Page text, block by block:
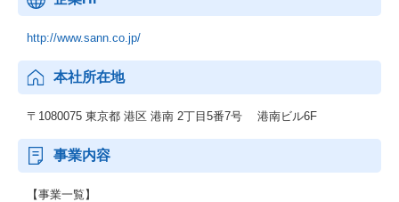
http://www.sann.co.jp/
本社所在地
〒1080075 東京都 港区 港南 2丁目5番7号 港南ビル6F
事業内容
【事業一覧】